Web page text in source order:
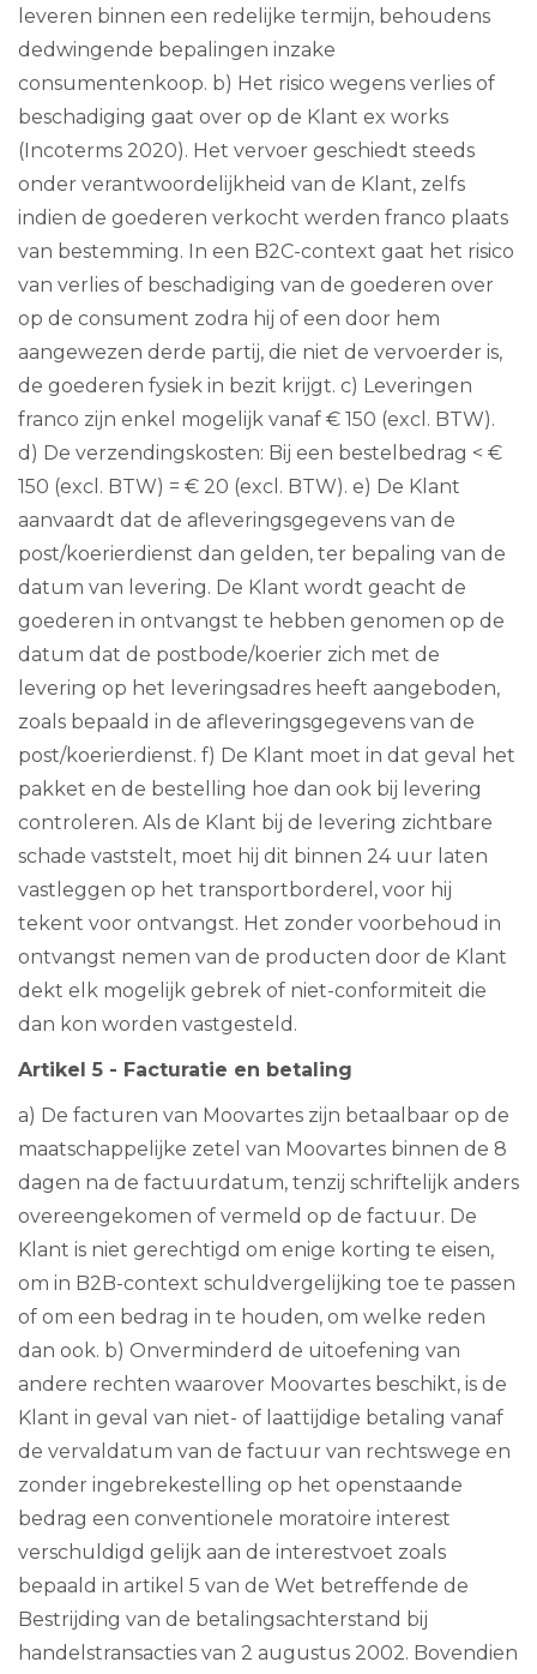
leveren binnen een redelijke termijn, behoudens
dedwingende bepalingen inzake
consumentenkoop. b) Het risico wegens verlies of
beschadiging gaat over op de Klant ex works
(Incoterms 2020). Het vervoer geschiedt steeds
onder verantwoordelijkheid van de Klant, zelfs
indien de goederen verkocht werden franco plaats
van bestemming. In een B2C-context gaat het risico
van verlies of beschadiging van de goederen over
op de consument zodra hij of een door hem
aangewezen derde partij, die niet de vervoerder is,
de goederen fysiek in bezit krijgt. c) Leveringen
franco zijn enkel mogelijk vanaf € 150 (excl. BTW).
d) De verzendingskosten: Bij een bestelbedrag < €
150 (excl. BTW) = € 20 (excl. BTW). e) De Klant
aanvaardt dat de afleveringsgegevens van de
post/koerierdienst dan gelden, ter bepaling van de
datum van levering. De Klant wordt geacht de
goederen in ontvangst te hebben genomen op de
datum dat de postbode/koerier zich met de
levering op het leveringsadres heeft aangeboden,
zoals bepaald in de afleveringsgegevens van de
post/koerierdienst. f) De Klant moet in dat geval het
pakket en de bestelling hoe dan ook bij levering
controleren. Als de Klant bij de levering zichtbare
schade vaststelt, moet hij dit binnen 24 uur laten
vastleggen op het transportborderel, voor hij
tekent voor ontvangst. Het zonder voorbehoud in
ontvangst nemen van de producten door de Klant
dekt elk mogelijk gebrek of niet-conformiteit die
dan kon worden vastgesteld.
Artikel 5 - Facturatie en betaling
a) De facturen van Moovartes zijn betaalbaar op de
maatschappelijke zetel van Moovartes binnen de 8
dagen na de factuurdatum, tenzij schriftelijk anders
overeengekomen of vermeld op de factuur. De
Klant is niet gerechtigd om enige korting te eisen,
om in B2B-context schuldvergelijking toe te passen
of om een bedrag in te houden, om welke reden
dan ook. b) Onverminderd de uitoefening van
andere rechten waarover Moovartes beschikt, is de
Klant in geval van niet- of laattijdige betaling vanaf
de vervaldatum van de factuur van rechtswege en
zonder ingebrekestelling op het openstaande
bedrag een conventionele moratoire interest
verschuldigd gelijk aan de interestvoet zoals
bepaald in artikel 5 van de Wet betreffende de
Bestrijding van de betalingsachterstand bij
handelstransacties van 2 augustus 2002. Bovendien